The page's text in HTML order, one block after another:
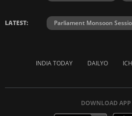
LATEST: Parliament Monsoon
INDIA TODAY DAILYO
DOWNLOAD APP